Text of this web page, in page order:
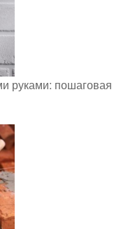
руками: пошаговая